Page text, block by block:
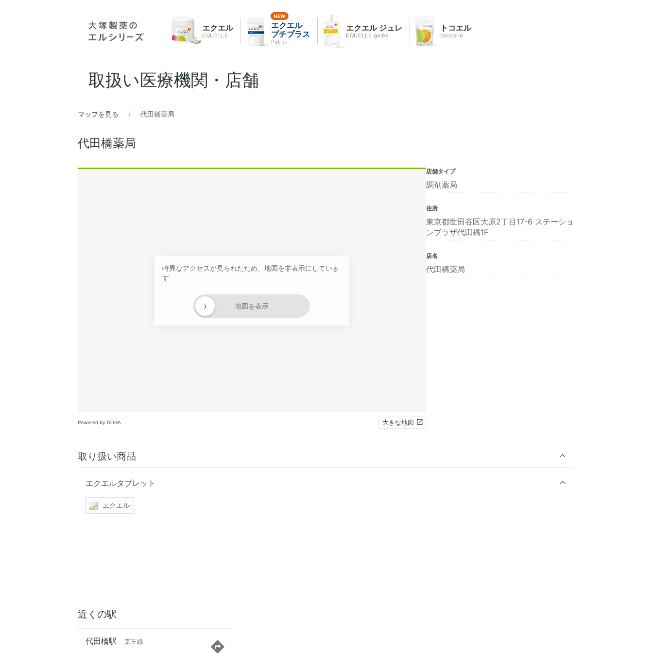
エクエル
EQUELLE
エクエル
プチプラス
Petit+
エクエル ジュレ
EQUELLE gelée
トコエル
tocoelle
取扱い医療機関・店舗
マップを見る 代田橋薬局
代田橋薬局
特異なアクセスが見られたため、地図を非表示にしていま
す
地図を表示
›
Powered by GOGA 大きな地図
取り扱い商品
エクエルタブレット
エクエル
店舗タイプ
調剤薬局
住所
東京都世田谷区大原2丁目17-6 ステーショ
ンプラザ代田橋1F
店名
代田橋薬局
近くの駅
代田橋駅 京王線